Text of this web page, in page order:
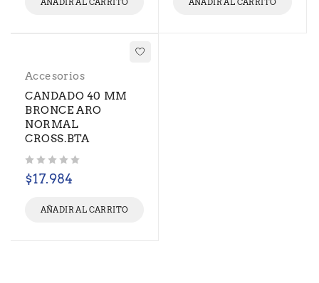
AÑADIR AL CARRITO AÑADIR AL CARRITO
Accesorios
CANDADO 40 MM
BRONCE ARO
NORMAL
CROSS.BTA
$17.984
AÑADIR AL CARRITO